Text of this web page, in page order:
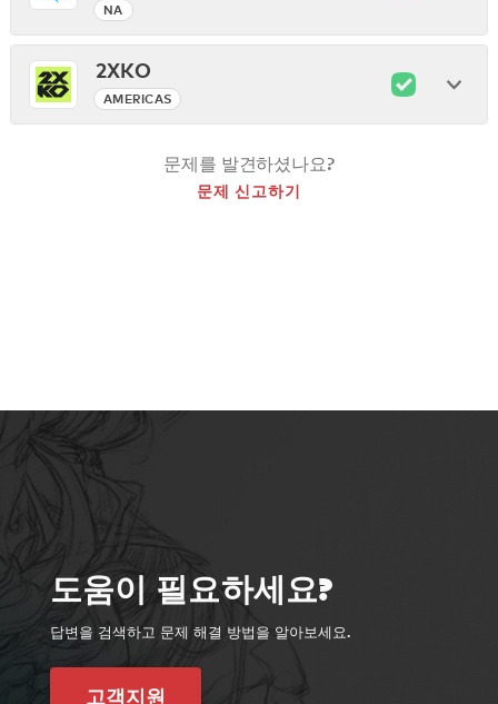
NA
2XKO
AMERICAS
문제를 발견하셨나요?
문제 신고하기
도움이 필요하세요?
답변을 검색하고 문제 해결 방법을 알아보세요.
고객지원